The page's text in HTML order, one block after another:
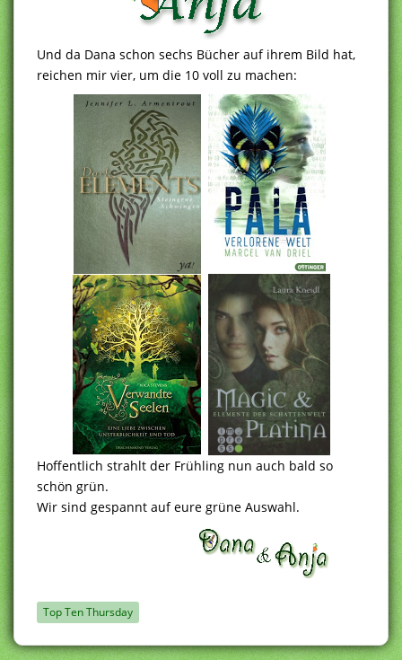
Und da Dana schon sechs Bücher auf ihrem Bild hat,
reichen mir vier, um die 10 voll zu machen:
Hoffentlich strahlt der Frühling nun auch bald so
schön grün.
Wir sind gespannt auf eure grüne Auswahl.
Top Ten Thursday